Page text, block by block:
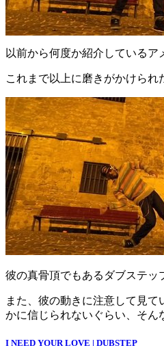
以前から何度か紹介しているア
これまで以上に磨きがかけられ
彼の真骨頂でもあるダブステッ
また、彼の動きに注意して見
かに信じられないぐらい、そん
I NEED YOUR LOVE | DUBSTEP